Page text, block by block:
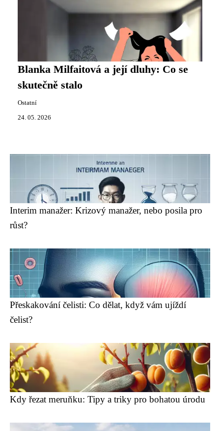
Blanka Milfaitová a její dluhy: Co se
skutečně stalo
Ostatní
24. 05. 2026
Interim manažer: Krizový manažer, nebo posila pro
růst?
Přeskakování čelisti: Co dělat, když vám ujíždí
čelist?
Kdy řezat meruňku: Tipy a triky pro bohatou úrodu